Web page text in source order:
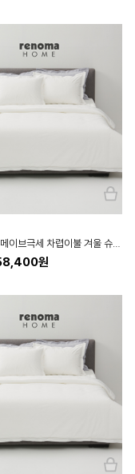
[레노마홈] 메이브극세 차렵이불 겨울 슈퍼싱글 SS 순면 3컬러
원